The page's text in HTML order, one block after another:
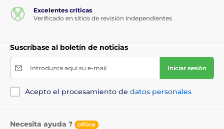
Excelentes críticas
Verificado en sitios de revisión independientes
Suscríbase al boletín de noticias
Introduzca aquí su e-mail Iniciar sesión
Acepto el procesamiento de datos personales
Necesita ayuda ? offline